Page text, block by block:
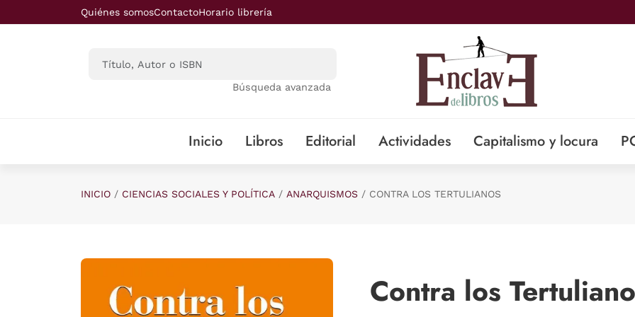
Saltar al contenido principal
Quiénes somosContactoHorario librería
Búsqueda avanzada
Inicio Libros Editorial Actividades Capitalismo y locura
INICIO CIENCIAS SOCIALES Y POLÍTICA ANARQUISMOS CONTRA LOS TERTULIANOS
Contra los